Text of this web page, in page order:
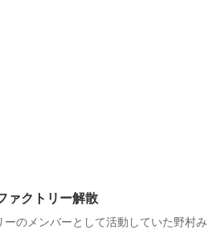
ァクトリー解散
ーのメンバーとして活動していた野村み